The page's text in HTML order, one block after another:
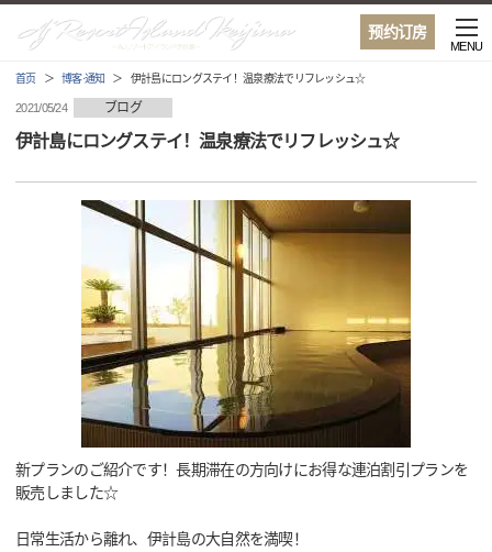
预约订房
MENU
首页 博客·通知 伊計島にロングステイ！温泉療法でリフレッシュ☆
2021/05/24 ブログ
伊計島にロングステイ！温泉療法でリフレッシュ☆
新プランのご紹介です！長期滞在の方向けにお得な連泊割引プランを
販売しました☆
日常生活から離れ、伊計島の大自然を満喫！